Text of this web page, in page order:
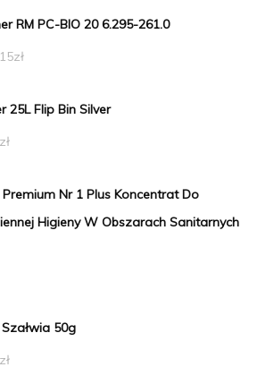
RM PC-BIO 20 6.295-261.0
zł
25L Flip Bin Silver
zł
Premium Nr 1 Plus Koncentrat Do
Higieny W Obszarach Sanitarnych
Szałwia 50g
zł